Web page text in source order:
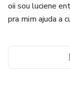
oii sou luciene
pra mim ajuda a